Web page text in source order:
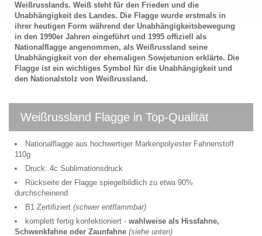
Weißrusslands. Weiß steht für den Frieden und die
Unabhängigkeit des Landes. Die Flagge wurde erstmals in
ihrer heutigen Form während der Unabhängigkeitsbewegung
in den 1990er Jahren eingeführt und 1995 offiziell als
Nationalflagge angenommen, als Weißrussland seine
Unabhängigkeit von der ehemaligen Sowjetunion erklärte. Die
Flagge ist ein wichtiges Symbol für die Unabhängigkeit und
den Nationalstolz von Weißrussland.
Weißrussland Flagge in Top-Qualität
Nationalflagge aus hochwertiger Markenpolyester Fahnenstoff
110g
Druck: 4c Sublimationsdruck
Rückseite der Flagge spiegelbildlich zu etwa 90%
durchscheinend
B1 Zertifiziert (schwer entflammbar)
komplett fertig konfektioniert - wahlweise als Hissfahne,
Schwenkfahne oder Zaunfahne (siehe unten)